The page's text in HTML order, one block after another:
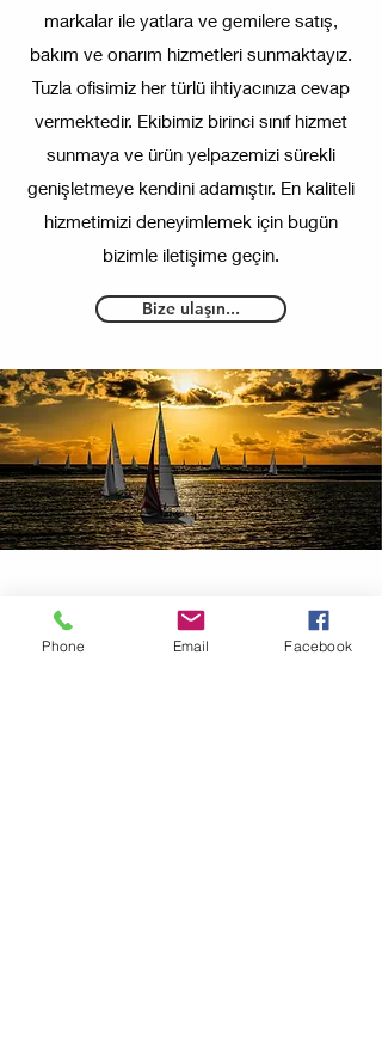
markalar ile yatlara ve gemilere satış,
bakım ve onarım hizmetleri sunmaktayız.
Tuzla ofisimiz her türlü ihtiyacınıza cevap
vermektedir. Ekibimiz birinci sınıf hizmet
sunmaya ve ürün yelpazemizi sürekli
genişletmeye kendini adamıştır. En kaliteli
hizmetimizi deneyimlemek için bugün
bizimle iletişime geçin.
Bize ulaşın...
info@mycyachting.com
Phone Email Facebook